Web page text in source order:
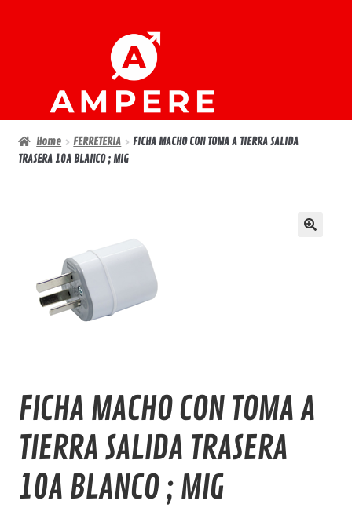
navegación
Home FERRETERIA
FICHA MACHO CON TOMA A TIERRA SALIDA
TRASERA 10A BLANCO ; MIG
FICHA MACHO CON TOMA A
TIERRA SALIDA TRASERA
10A BLANCO ; MIG